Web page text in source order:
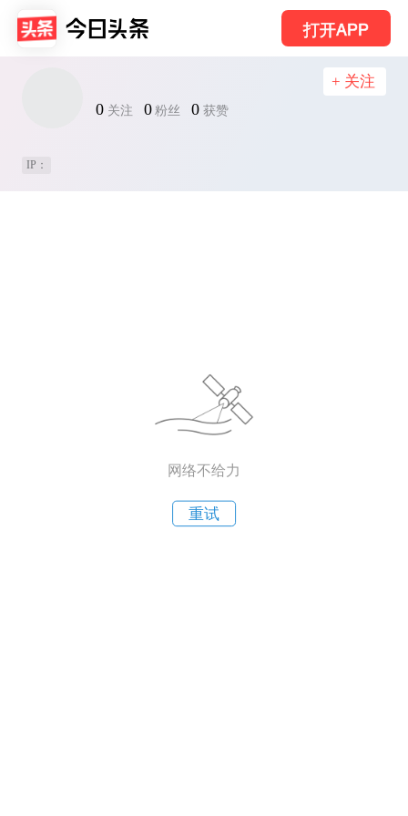
打开APP
0 关注 0 粉丝 0 获赞
+ 关注
IP：
网络不给力
重试